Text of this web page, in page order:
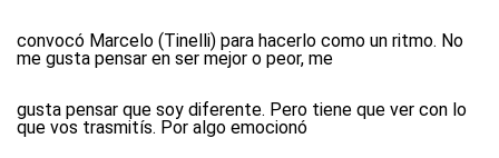
convocó Marcelo (Tinelli) para hacerlo como un ritmo. No
me gusta pensar en ser mejor o peor, me
gusta pensar que soy diferente. Pero tiene que ver con lo
que vos trasmitís. Por algo emocionó